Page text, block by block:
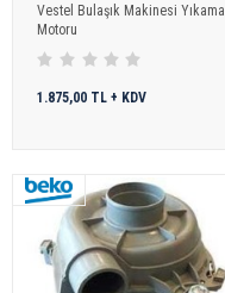
Vestel Bulaşık Makinesi Yıkama
Motoru
1.875,00 TL + KDV